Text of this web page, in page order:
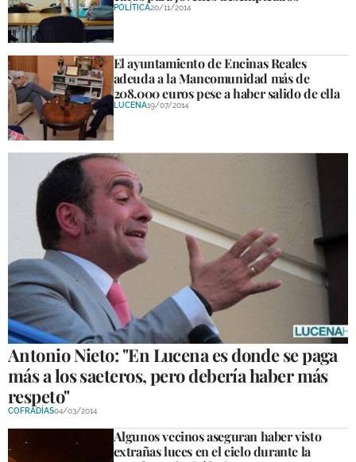
GALERÍAS
POLÍTICA20/11/2014
El ayuntamiento de Encinas Reales
adeuda a la Mancomunidad más de
208.000 euros pese a haber salido de ella
LUCENA19/07/2014
Antonio Nieto: "En Lucena es donde se paga
más a los saeteros, pero debería haber más
respeto"
COFRADÍAS04/03/2014
Algunos vecinos aseguran haber visto
extrañas luces en el cielo durante la